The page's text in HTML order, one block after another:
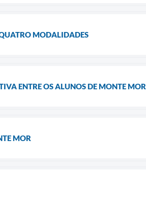
MODALIDADES
ENTRE OS ALUNOS DE MONTE MOR
MOR